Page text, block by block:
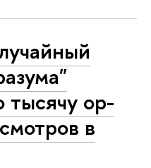
тысячу ор­
в